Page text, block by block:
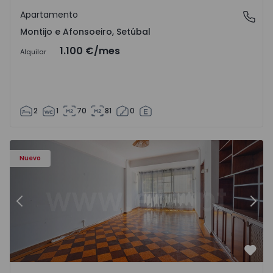
Montijo e Afonsoeiro, Setúbal
Apartamento
Montijo e Afonsoeiro, Setúbal
Alquilar 1.100 €/mes
2 1 70 81 0
Nuevo
Apartamento T5 Lisboa, Olivais - 1575717 - 6
Anterior